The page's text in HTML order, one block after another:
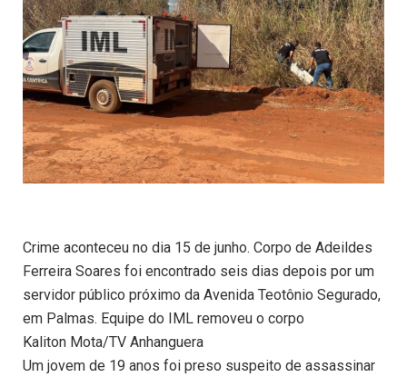
Crime aconteceu no dia 15 de junho. Corpo de Adeildes
Ferreira Soares foi encontrado seis dias depois por um
servidor público próximo da Avenida Teotônio Segurado,
em Palmas. Equipe do IML removeu o corpo
Kaliton Mota/TV Anhanguera
Um jovem de 19 anos foi preso suspeito de assassinar